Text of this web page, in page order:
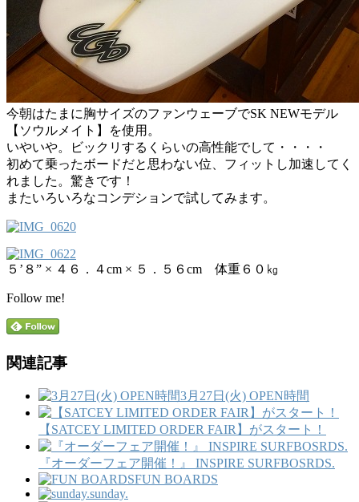
今朝はたまに胸サイズのファンウェーブでSK NEWモデル
【ソウルメイト】を使用。
いやいや。ビックリするくらいの高性能でして・・・・
初めて乗ったボードだと思わない位、フィットし加速してく
れました。驚きです！
またいろいろなコンデションで試してみます。
５’８” × ４６．４cm × ５．５６cm 体重６０㎏
Follow me!
関連記事
3月27日(火) OPEN時間
【SATCEY LIMITED ORDER FAIR】がスタート！
『オーダーフェア開催！』 INSPIRE SURFBOSRDS.
FUN BOARDS
sunday.